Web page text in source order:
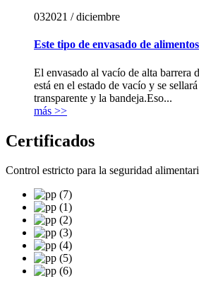
032021 / diciembre
Este tipo de envasado de
El envasado al vacío de alta barrera
está en el estado de vacío y se
transparente y la bandeja.Eso...
más >>
Certificados
Control estricto para la seguridad